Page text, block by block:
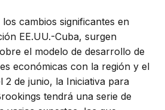
cambios significantes en
EE.UU.-Cuba, surgen
el modelo de desarrollo de
económicas con la región y el
2 de junio, la Iniciativa para
tendrá una serie de